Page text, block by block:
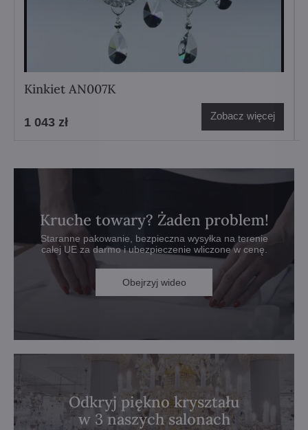
Kinkiet AN007K
1 043 zł Zobacz więcej
Kruche towary? Żaden problem!
Staranne pakowanie, bezpieczna wysyłka na terenie
całej UE za darmo i ubezpieczenie wliczone w cenę.
Obejrzyj wideo
Odkryj piękno kryształu
w 3 naszych salonach